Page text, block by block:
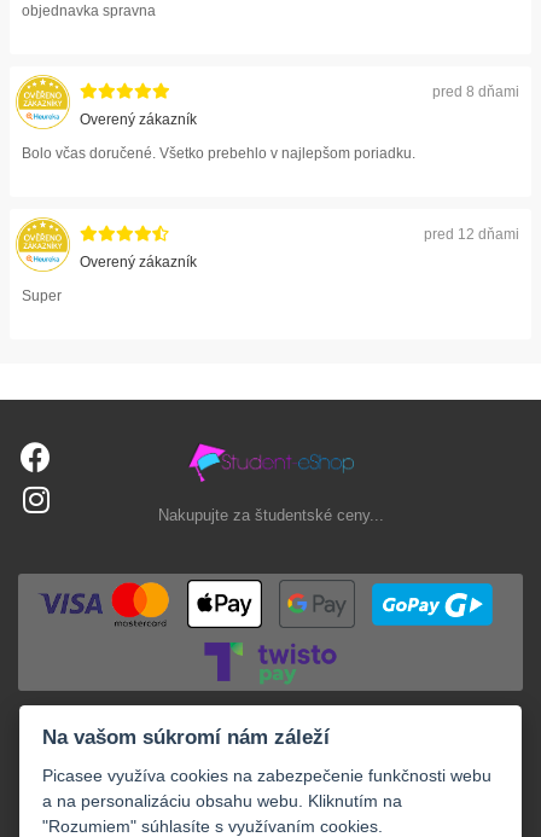
objednavka spravna
pred 8 dňami
Overený zákazník
Bolo včas doručené. Všetko prebehlo v najlepšom poriadku.
pred 12 dňami
Overený zákazník
Super
Nakupujte za študentské ceny...
Na vašom súkromí nám záleží
Picasee využíva cookies na zabezpečenie funkčnosti webu
a na personalizáciu obsahu webu. Kliknutím na
"Rozumiem" súhlasíte s využívaním cookies.